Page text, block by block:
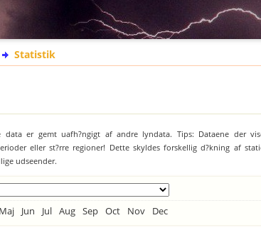
Statistik
er gemt uafh?ngigt af andre lyndata. Tips: Dataene der
eller st?rre regioner! Dette skyldes forskellig d?kning af
udseender.
Maj Jun Jul Aug Sep Oct Nov Dec